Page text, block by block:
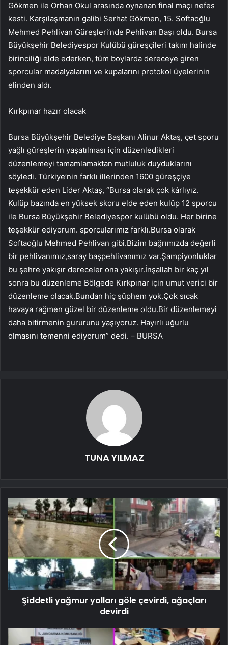
Gökmen ile Orhan Okul arasında oynanan final maçı nefes
kesti. Karşılaşmanın galibi Serhat Gökmen, 15. Softaoğlu
Mehmed Pehlivan Güreşleri’nde Pehlivan Başı oldu. Bursa
Büyükşehir Belediyespor Kulübü güreşçileri takım halinde
birinciliği elde ederken, tüm boylarda dereceye giren
sporcular madalyalarını ve kupalarını protokol üyelerinin
elinden aldı.
Kırkpınar hazır olacak
Bursa Büyükşehir Belediye Başkanı Alinur Aktaş, çet sporu
yağlı güreşlerin yaşatılması için düzenledikleri
düzenlemeyi tamamlamaktan mutluluk duyduklarını
söyledi. Türkiye’nin farklı illerinden 1600 güreşçiye
teşekkür eden Lider Aktaş, “Bursa olarak çok kârlıyız.
Kulüp bazında en yüksek skoru elde eden kulüp 12 sporcu
ile Bursa Büyükşehir Belediyespor kulübü oldu. Her birine
teşekkür ediyorum. sporcularımız farklı.Bursa olarak
Softaoğlu Mehmed Pehlivan gibi.Bizim bağrımızda değerli
bir pehlivanımız,saray başpehlivanımız var.Şampiyonluklar
bu şehre yakışır dereceler ona yakışır.İnşallah bir kaç yıl
sonra bu düzenleme Bölgede Kırkpınar için umut verici bir
düzenleme olacak.Bundan hiç şüphem yok.Çok sıcak
havaya rağmen güzel bir düzenleme oldu.Bir düzenlemeyi
daha bitirmenin gururunu yaşıyoruz. Hayırlı uğurlu
olmasını temenni ediyorum” dedi. – BURSA
TUNA YILMAZ
Şiddetli yağmur yolları göle çevirdi, ağaçları
devirdi